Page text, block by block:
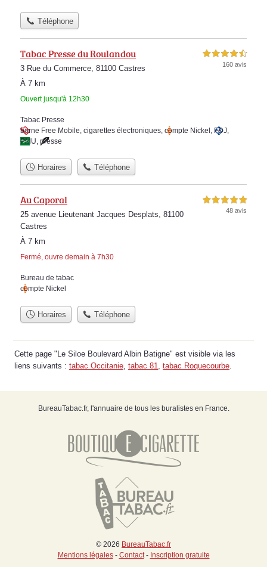
Téléphone
Tabac Presse du Roulandou
3 Rue du Commerce, 81100 Castres
À 7 km
Ouvert jusqu'à 12h30
4,5 étoiles sur 5
160 avis
Tabac Presse
borne Free Mobile cigarettes électroniques compte Nickel FDJ
PMU presse
Horaires Téléphone
Au Caporal
25 avenue Lieutenant Jacques Desplats, 81100
Castres
À 7 km
Fermé, ouvre demain à 7h30
5,0 étoiles sur 5
48 avis
Bureau de tabac
compte Nickel
Horaires Téléphone
Cette page "Le Siloe Boulevard Albin Batigne" est visible via les
liens suivants : tabac Occitanie, tabac 81, tabac Roquecourbe.
BureauTabac.fr, l'annuaire de tous les buralistes en France.
© 2026 BureauTabac.fr
Mentions légales- Contact- Inscription gratuite